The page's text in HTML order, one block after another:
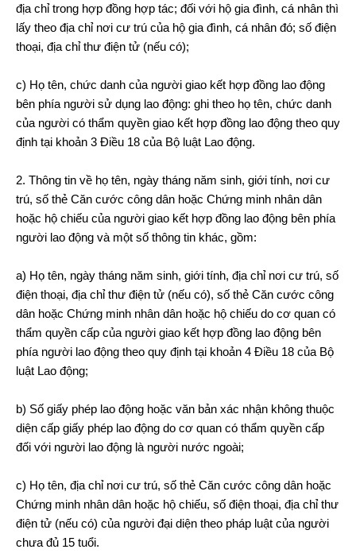
địa chỉ trong hợp đồng hợp tác; đối với hộ gia đình, cá nhân thì
lấy theo địa chỉ nơi cư trú của hộ gia đình, cá nhân đó; số điện
thoại, địa chỉ thư điện tử (nếu có);
c) Họ tên, chức danh của người giao kết hợp đồng lao động
bên phía người sử dụng lao động: ghi theo họ tên, chức danh
của người có thẩm quyền giao kết hợp đồng lao động theo quy
định tại khoản 3 Điều 18 của Bộ luật Lao động.
2. Thông tin về họ tên, ngày tháng năm sinh, giới tính, nơi cư
trú, số thẻ Căn cước công dân hoặc Chứng minh nhân dân
hoặc hộ chiếu của người giao kết hợp đồng lao động bên phía
người lao động và một số thông tin khác, gồm:
a) Họ tên, ngày tháng năm sinh, giới tính, địa chỉ nơi cư trú, số
điện thoại, địa chỉ thư điện tử (nếu có), số thẻ Căn cước công
dân hoặc Chứng minh nhân dân hoặc hộ chiếu do cơ quan có
thẩm quyền cấp của người giao kết hợp đồng lao động bên
phía người lao động theo quy định tại khoản 4 Điều 18 của Bộ
luật Lao động;
b) Số giấy phép lao động hoặc văn bản xác nhận không thuộc
diện cấp giấy phép lao động do cơ quan có thẩm quyền cấp
đối với người lao động là người nước ngoài;
c) Họ tên, địa chỉ nơi cư trú, số thẻ Căn cước công dân hoặc
Chứng minh nhân dân hoặc hộ chiếu, số điện thoại, địa chỉ thư
điện tử (nếu có) của người đại diện theo pháp luật của người
chưa đủ 15 tuổi.